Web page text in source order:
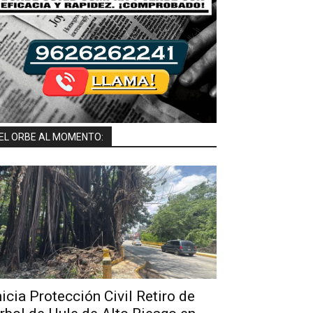
ORBE AL MOMENTO:
Protección Civil Retiro de